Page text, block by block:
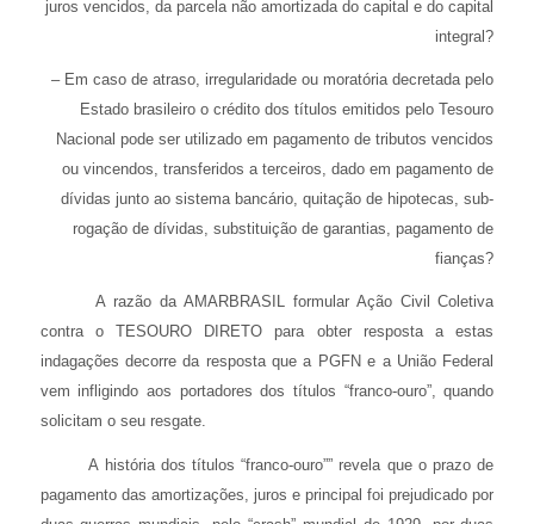
juros vencidos, da parcela não amortizada do capital e do capital
integral?
– Em caso de atraso, irregularidade ou moratória decretada pelo
Estado brasileiro o crédito dos títulos emitidos pelo Tesouro
Nacional pode ser utilizado em pagamento de tributos vencidos
ou vincendos, transferidos a terceiros, dado em pagamento de
dívidas junto ao sistema bancário, quitação de hipotecas, sub-
rogação de dívidas, substituição de garantias, pagamento de
fianças?
A razão da AMARBRASIL formular Ação Civil Coletiva
contra o TESOURO DIRETO para obter resposta a estas
indagações decorre da resposta que a PGFN e a União Federal
vem infligindo aos portadores dos títulos “franco-ouro”, quando
solicitam o seu resgate.
A história dos títulos “franco-ouro”” revela que o prazo de
pagamento das amortizações, juros e principal foi prejudicado por